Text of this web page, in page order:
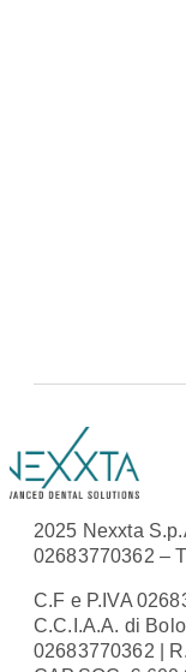
2025 Nexxta
02683770362 –
C.F e P.IVA
C.C.I.A.A. di
02683770362 |